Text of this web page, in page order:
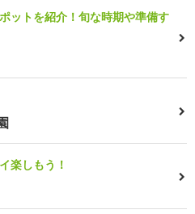
ットを紹介！旬な時期や準備す
楽しもう！